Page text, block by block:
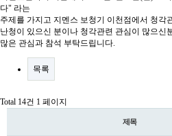
다" 라는
주제를 가지고 지멘스 보청기 이천점에서 청각
난청이 있으신 분이나 청각관련 관심이 많으신
많은 관심과 참석 부탁드립니다.
목록
Total 14건 1 페이지
제목